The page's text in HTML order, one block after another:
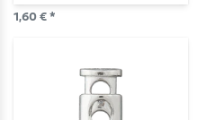
Brillant
1,60 € *